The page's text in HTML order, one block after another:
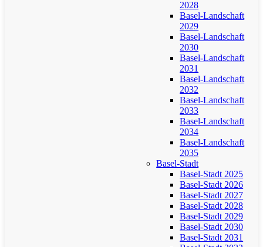
2028
Basel-Landschaft
2029
Basel-Landschaft
2030
Basel-Landschaft
2031
Basel-Landschaft
2032
Basel-Landschaft
2033
Basel-Landschaft
2034
Basel-Landschaft
2035
Basel-Stadt
Basel-Stadt 2025
Basel-Stadt 2026
Basel-Stadt 2027
Basel-Stadt 2028
Basel-Stadt 2029
Basel-Stadt 2030
Basel-Stadt 2031